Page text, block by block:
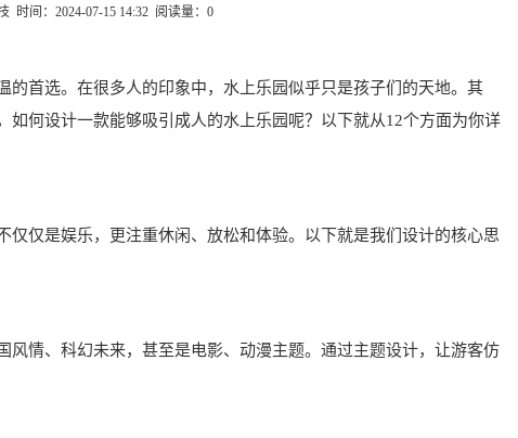
时间：2024-07-15 14:32 阅读量： 0
的首选。在很多人的印象中，水上乐园似乎只是孩子们的天地。其
何设计一款能够吸引成人的水上乐园呢？以下就从12个方面为你详
仅是娱乐，更注重休闲、放松和体验。以下就是我们设计的核心思
情、科幻未来，甚至是电影、动漫主题。通过主题设计，让游客仿